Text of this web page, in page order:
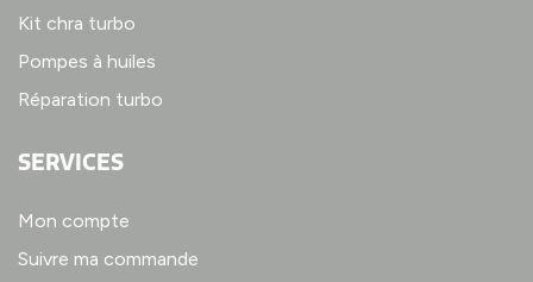
Kit chra turbo
Pompes à huiles
Réparation turbo
SERVICES
Mon compte
Suivre ma commande